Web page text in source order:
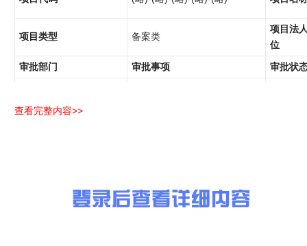
项目类型 备案类
项目法
位
审批部门
审批事项
审批状
革局
查看完整内容>>